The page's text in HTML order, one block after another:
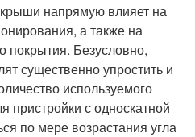
крыши напрямую влияет на
а также на
покрытия. Безусловно,
существенно упростить и
используемого
пристройки с односкатной
по мере возрастания угла